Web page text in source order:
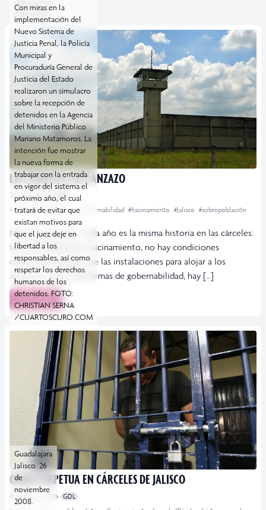
Héctor Jesús
Hernández
LAS CÁRCELES, DE PANZAZO
21 abril, 2016 GDL
#cárceles #diagnóstico #gobernabilidad #hacinamiento #Jalisco #sobrepoblación
Más por más Gdl.- Cada año es la misma historia en las cárceles:
hay sobrepoblación, hacinamiento, no hay condiciones
materiales e higiene de las instalaciones para alojar a los
internos, tienen problemas de gobernabilidad, hay […]
Leer más
Con miras en la
implementación del
Nuevo Sistema de
Justicia Penal, la Policía
Municipal y
Procuraduría General de
Justicia del Estado
realizaron un simulacro
sobre la recepción de
detenidos en la Agencia
del Ministerio Público
Mariano Matamoros. La
intención fue mostrar
la nueva forma de
trabajar con la entrada
en vigor del sistema el
próximo año, el cual
tratará de evitar que
existan motivos para
que el juez deje en
libertad a los
responsables, así como
respetar los derechos
humanos de los
detenidos. FOTO:
CHRISTIAN SERNA
/CUARTOSCURO.COM
CRISIS PERPETUA EN CÁRCELES DE JALISCO
4 febrero, 2016 GDL
Guadalajara
Jalisco. 26
de
noviembre
2008.